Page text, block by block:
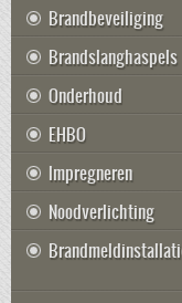
Brandbeveiliging
Brandslanghaspels
Onderhoud
EHBO
Impregneren
Noodverlichting